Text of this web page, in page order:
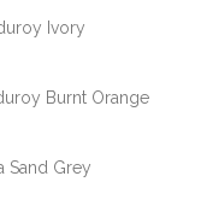
Ivory
Burnt Orange
Sand Grey